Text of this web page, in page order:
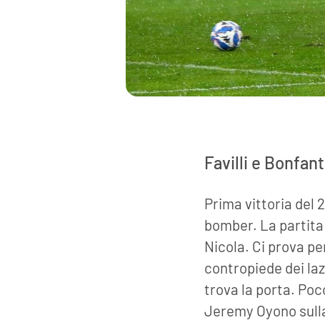
Favilli e
Prima vittoria del
bomber. La
Nicola. Ci prova
contropiede dei
trova la porta.
Jeremy Oyono